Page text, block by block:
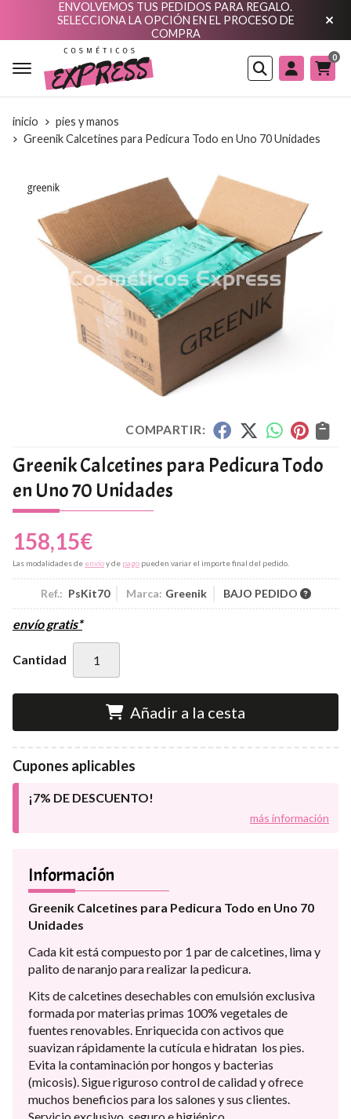
ENVOLVEMOS TUS PEDIDOS PARA REGALO.
SELECCIONA LA OPCIÓN EN EL PROCESO DE
COMPRA
Buscar
0
inicio
pies y manos
Greenik Calcetines para Pedicura Todo en Uno 70 Unidades
COMPARTIR:
Greenik Calcetines para Pedicura Todo
en Uno 70 Unidades
158,15€
Las modalidades de envíoy de pago pueden variar el importe final del pedido.
Ref.: PsKit70 Marca: Greenik BAJO PEDIDO
envío gratis*
Cantidad
Añadir a la cesta
Cupones aplicables
¡7% DE DESCUENTO!
más información
Información
Greenik Calcetines para Pedicura Todo en Uno 70
Unidades
Cada kit está compuesto por 1 par de calcetines, lima y
palito de naranjo para realizar la pedicura.
Kits de calcetines desechables con emulsión exclusiva
formada por materias primas 100% vegetales de
fuentes renovables. Enriquecida con activos que
suavizan rápidamente la cutícula e hidratan los pies.
Evita la contaminación por hongos y bacterias
(micosis). Sigue riguroso control de calidad y ofrece
muchos beneficios para los salones y sus clientes.